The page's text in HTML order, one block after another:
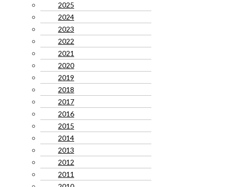
2025
2024
2023
2022
2021
2020
2019
2018
2017
2016
2015
2014
2013
2012
2011